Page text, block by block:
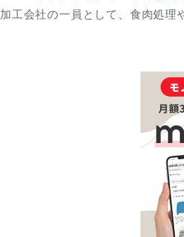
加工会社の一員として、食肉処理